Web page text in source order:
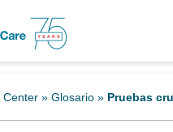
Center » Glosario » Pruebas